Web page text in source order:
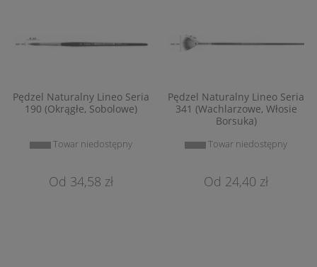
Pędzel Naturalny Lineo Seria
190 (Okrągłe, Sobolowe)
Towar niedostępny
34,58 zł
Pędzel Naturalny Lineo Seria
341 (Wachlarzowe, Włosie
Borsuka)
Towar niedostępny
24,40 zł